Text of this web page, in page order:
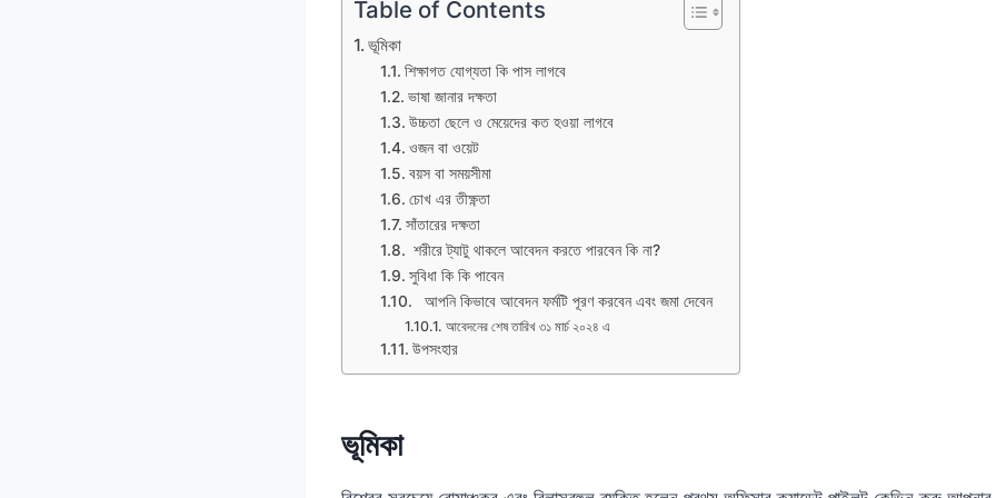
Table of Contents
ভূমিকা
শিক্ষাগত যোগ্যতা কি পাস লাগবে
ভাষা জানার দক্ষতা
উচ্চতা ছেলে ও মেয়েদের কত হওয়া লাগবে
ওজন বা ওয়েট
বয়স বা সময়সীমা
চোখ এর তীক্ষ্ণতা
সাঁতারের দক্ষতা
শরীরে ট্যাটু থাকলে আবেদন করতে পারবেন কি না?
সুবিধা কি কি পাবেন
আপনি কিভাবে আবেদন ফর্মটি পূরণ করবেন এবং জমা দেবেন
আবেদনের শেষ তারিখ ৩১ মার্চ ২০২৪ এ
উপসংহার
ভূমিকা